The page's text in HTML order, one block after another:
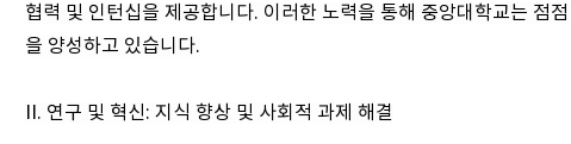
협력 및 인턴십을 제공합니다. 이러한 노력을 통해 중앙대학교는 점
을 양성하고 있습니다.
II. 연구 및 혁신: 지식 향상 및 사회적 과제 해결